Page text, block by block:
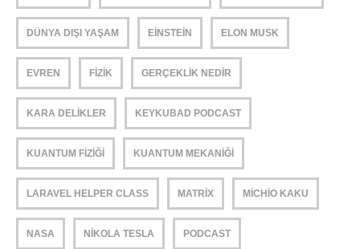
DÜNYA DIŞI YAŞAM EINSTEIN ELON MUSK
EVREN FIZIK GERÇEKLIK NEDIR
KARA DELIKLER KEYKUBAD PODCAST
KUANTUM FIZIĞI KUANTUM MEKANIĞI
LARAVEL HELPER CLASS MATRIX MICHIO KAKU
NASA NIKOLA TESLA PODCAST